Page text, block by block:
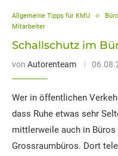
Allgemeine Tipps für KMU Büro
Mitarbeiter
Schallschutz im
von Autorenteam
Wer in öffentlichen
dass Ruhe etwas sehr
mittlerweile auch in Büros
Grossraumbüros. Dort